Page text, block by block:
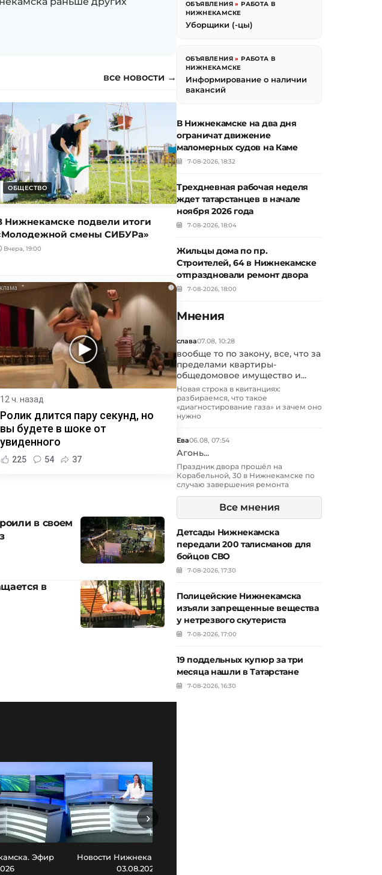
все новости →
ОБЩЕСТВО
Нижнекамске подвели итоги
смены СИБУРа»
Вчера, 19:00
i
12 ч. назад
Ролик длится пару секунд, но
вы будете в шоке от
увиденного
225 54 37
в своем
в
Эфир
Новости Нижнекамска. Эфир
03.08.2026
›
ОБЪЯВЛЕНИЯ »РАБОТА В
НИЖНЕКАМСКЕ
Уборщики (-цы)
ОБЪЯВЛЕНИЯ »РАБОТА В
НИЖНЕКАМСКЕ
Информирование о наличии
вакансий
В Нижнекамске на два дня
ограничат движение
маломерных судов на Каме
7-08-2026, 18:32
Трехдневная рабочая неделя
ждет татарстанцев в начале
ноября 2026 года
7-08-2026, 18:04
Жильцы дома по пр.
Строителей, 64 в Нижнекамске
отпраздновали ремонт двора
7-08-2026, 18:00
Мнения
слава07.08, 10:28
вообще то по закону, все, что за
пределами квартиры-
общедомовое имущество и...
Новая строка в квитанциях:
разбираемся, что такое
«диагностирование газа» и зачем оно
нужно
Ева06.08, 07:54
Агонь...
Праздник двора прошёл на
Корабельной, 30 в Нижнекамске по
случаю завершения ремонта
Все мнения
Детсады Нижнекамска
передали 200 талисманов для
бойцов СВО
7-08-2026, 17:30
Полицейские Нижнекамска
изъяли запрещенные вещества
у нетрезвого скутериста
7-08-2026, 17:00
19 поддельных купюр за три
месяца нашли в Татарстане
7-08-2026, 16:30